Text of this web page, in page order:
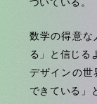
づいている。
数学の得意な
る」と信じる
デザインの世
できている」